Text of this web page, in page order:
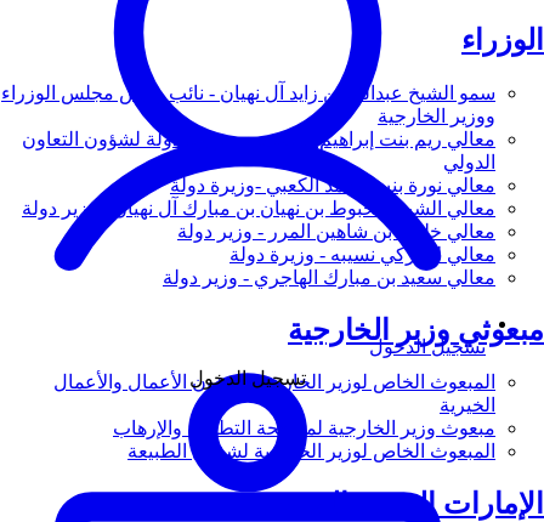
الوزراء
سمو الشيخ عبدالله بن زايد آل نهيان - نائب رئيس مجلس الوزراء
ووزير الخارجية
معالي ريم بنت إبراهيم الهاشمي - وزيرة دولة لشؤون التعاون
الدولي
معالي نورة بنت محمد الكعبي -وزيرة دولة
معالي الشيخ شخبوط بن نهيان بن مبارك آل نهيان - وزير دولة
معالي خليفة بن شاهين المرر - وزير دولة
معالي لانا زكي نسيبه - وزيرة دولة
معالي سعيد بن مبارك الهاجري - وزير دولة
مبعوثي وزير الخارجية
المبعوث الخاص لوزير الخارجية لشؤون الأعمال والأعمال
الخيرية
مبعوث وزير الخارجية لمكافحة التطرف والإرهاب
المبعوث الخاص لوزير الخارجية لشؤون الطبيعة
الإمارات العربية المتحدة
تسجيل الدخول
تسجيل الدخول